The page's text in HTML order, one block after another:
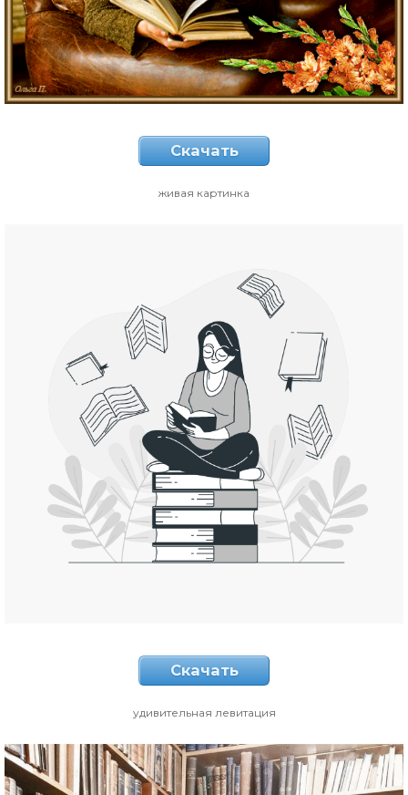
Скачать
живая картинка
Скачать
удивительная левитация